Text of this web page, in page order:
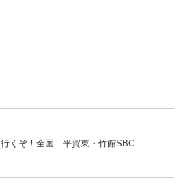
行くぞ！全国 平賀東・竹館SBC